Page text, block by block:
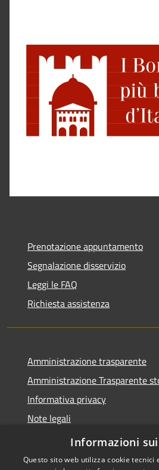
Prenotazione appuntamento
Segnalazione disservizio
Leggi le FAQ
Richiesta assistenza
Amministrazione trasparente
Amministrazione Trasparente
Informativa privacy
Note legali
Dichiarazione di accessibilità
Informazioni
Questo sito web utilizza cookie